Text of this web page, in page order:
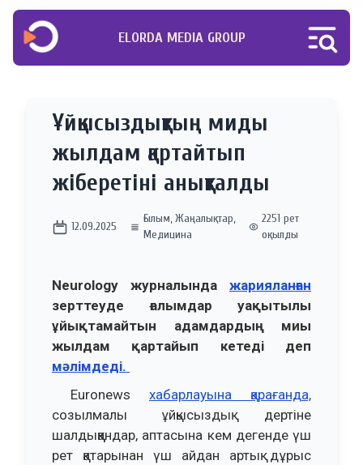
ELORDA MEDIA GROUP
Ұйқысыздықтың миды
жылдам қартайтып
жіберетіні анықталды
12.09.2025
Ғылым,Жаңалықтар,
Медицина
2251 рет
оқылды
Neurology журналында жарияланған
зерттеуде ғалымдар уақытылы
ұйықтамайтын адамдардың миы
жылдам қартайып кетеді деп
мәлімдеді.
Euronews хабарлауына қарағанда,
созылмалы ұйқысыздық дертіне
шалдыққандар, аптасына кем дегенде үш
рет қатарынан үш айдан артық дұрыс